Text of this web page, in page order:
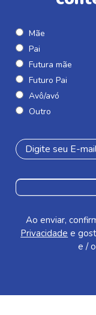
Mãe
Pai
Futura mãe
Futuro Pai
Avô/avó
Outro
Ao enviar,
Privacidade e
e /